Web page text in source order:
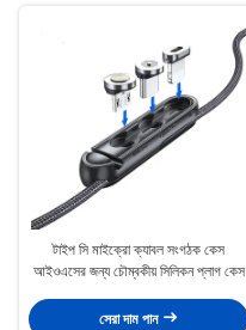
টাইপ সি মাইক্রো ক্যাবল সংগঠক কেস
আইওএসের জন্য চৌম্বকীয় সিলিকন প্লাগ কেস
সেরা দাম পান